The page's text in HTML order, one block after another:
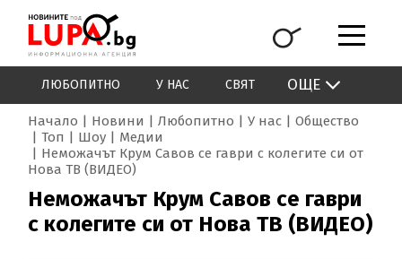
ЛЮБОПИТНО У НАС СВЯТ ОЩЕ
Начало Новини Любопитно У нас
Общество
Топ
Шоу
Медии
Неможачът Крум Савов се гаври с колегите си от
Нова ТВ (ВИДЕО)
Неможачът Крум Савов се гаври
с колегите си от Нова ТВ (ВИДЕО)